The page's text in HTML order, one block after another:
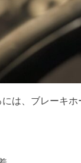
は、ブレーキホ